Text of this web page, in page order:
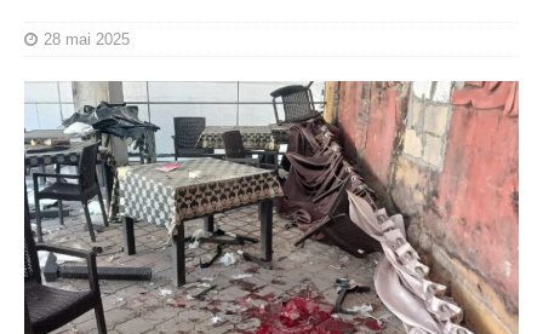
28 mai 2025